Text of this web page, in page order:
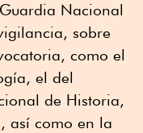
Nacional
sobre
como el
el del
de Historia,
así como en la